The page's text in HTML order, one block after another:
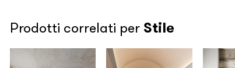
Prodotti correlati per Stile